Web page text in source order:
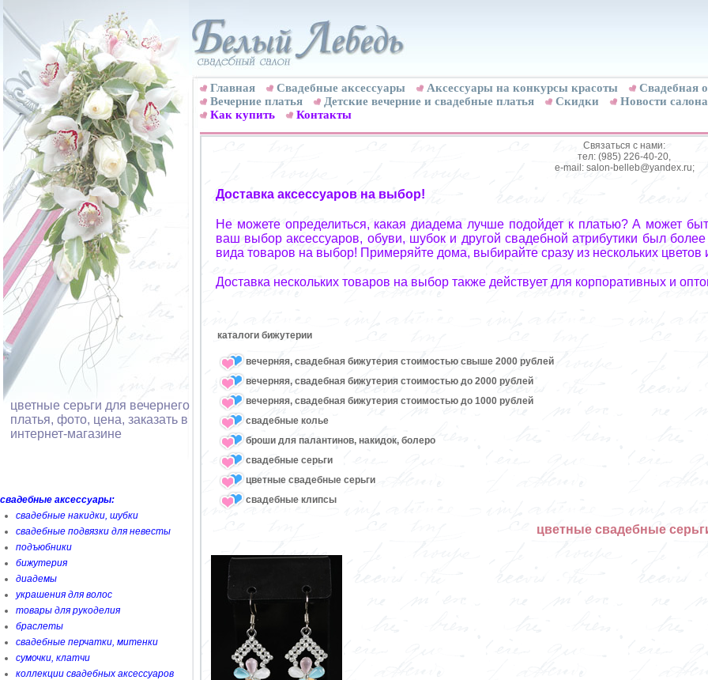
цветные серьги для вечернего
платья, фото, цена, заказать в
интернет-магазине
свадебные аксессуары:
свадебные накидки, шубки
свадебные подвязки для невесты
подъюбники
бижутерия
диадемы
украшения для волос
товары для рукоделия
браслеты
свадебные перчатки, митенки
сумочки, клатчи
коллекции свадебных аксессуаров
Главная Свадебные аксессуары Аксессуары на конкурсы красоты
Свадебная
Вечерние платья
Детские вечерние и свадебные платья Скидки
Новости салона
Как купить
Контакты
Связаться с нами:
тел: (985) 226-40-20,
e-mail: salon-belleb@yandex.ru;
Доставка аксессуаров на выбор!
Не можете определиться, какая диадема лучше подойдет к платью? А может
ваш выбор аксессуаров, обуви, шубок и другой свадебной атрибутики был
вида товаров на выбор! Примеряйте дома, выбирайте сразу из нескольких цветов
Доставка нескольких товаров на выбор также действует для корпоративных и
каталоги бижутерии
вечерняя, свадебная бижутерия стоимостью свыше 2000 рублей
вечерняя, свадебная бижутерия стоимостью до 2000 рублей
вечерняя, свадебная бижутерия стоимостью до 1000 рублей
свадебные колье
броши для палантинов, накидок, болеро
свадебные серьги
цветные свадебные серьги
свадебные клипсы
цветные свадебные